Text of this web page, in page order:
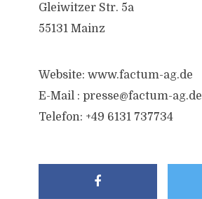
Gleiwitzer Str. 5a
55131 Mainz
Website: www.factum-ag.de
E-Mail : presse@factum-ag.de
Telefon: +49 6131 737734